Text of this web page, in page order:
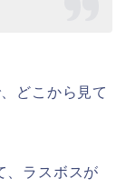
どこから見て
、ラスボスが